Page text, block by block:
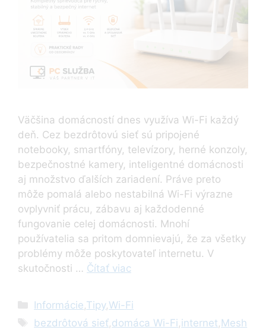
Väčšina domácností dnes využíva Wi-Fi každý
deň. Cez bezdrôtovú sieť sú pripojené
notebooky, smartfóny, televízory, herné konzoly,
bezpečnostné kamery, inteligentné domácnosti
aj množstvo ďalších zariadení. Práve preto
môže pomalá alebo nestabilná Wi-Fi výrazne
ovplyvniť prácu, zábavu aj každodenné
fungovanie celej domácnosti. Mnohí
používatelia sa pritom domnievajú, že za všetky
problémy môže poskytovateľ internetu. V
skutočnosti … Čítať viac
Kategórie
Informácie,Tipy,Wi-Fi
Značky
bezdrôtová sieť,domáca Wi-Fi,internet, Mesh